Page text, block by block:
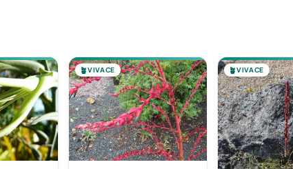
🪴VIVACE 🪴VIVACE